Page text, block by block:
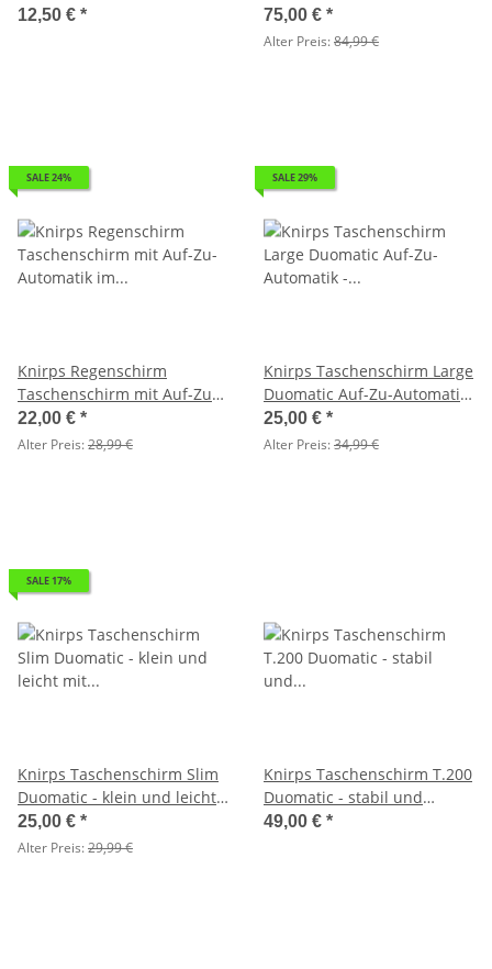
blau - football - 2. Wahl
12,50 € *
2.Wahl
75,00 € *
Alter Preis:84,99 €
SALE 24%
Knirps Regenschirm
Taschenschirm mit Auf-Zu-
Automatik im Case - rose - 2.
Wahl
22,00 € *
Alter Preis:28,99 €
SALE 29%
Knirps Taschenschirm Large
Duomatic Auf-Zu-Automatik
- Shanghai fire - 2. Wahl
25,00 € *
Alter Preis:34,99 €
SALE 17%
Knirps Taschenschirm Slim
Duomatic - klein und leicht
mit Auf-Zu Automatik - mat
spot - 2. Wahl
25,00 € *
Alter Preis:29,99 €
Knirps Taschenschirm T.200
Duomatic - stabil und
sturmfest - Sparkling Star -
49,00 € *